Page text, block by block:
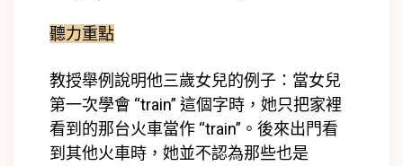
聽力重點
教授舉例說明他三歲女兒的例子：當女兒
第一次學會 “train” 這個字時，她只把家裡
看到的那台火車當作 “train”。後來出門看
到其他火車時，她並不認為那些也是